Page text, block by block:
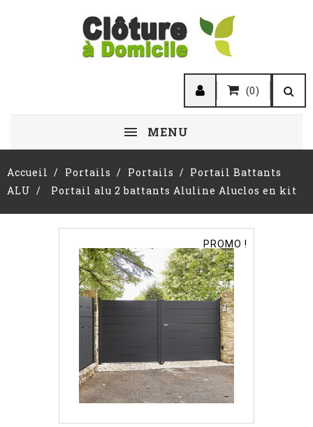
(0)
MENU
Accueil Portails Portails
Portail Battants
ALU
Portail alu 2 battants Aluline Aluclos en kit
PROMO !